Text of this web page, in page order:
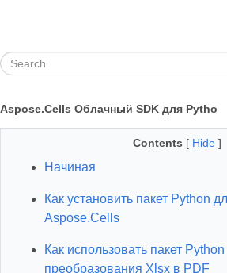
Aspose.Cells Облачный SDK для Pytho
Contents [ Hide ]
Начиная
Как установить пакет Python
Aspose.Cells
Как использовать пакет
преобразования Xlsx в PDF